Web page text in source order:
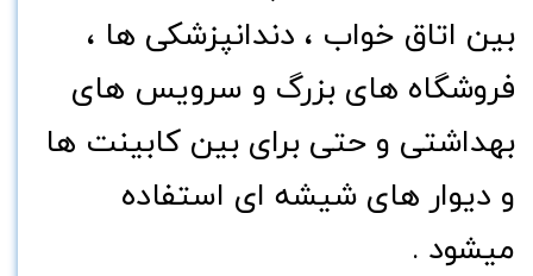
بین اتاق خواب ، دندانپزشکی ها ،
فروشگاه های بزرگ و سرویس های
بهداشتی و حتی برای بین کابینت ها
و دیوار های شیشه ای استفاده
میشود .